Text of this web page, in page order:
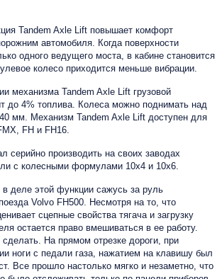
Tandem Axle Lift повышает комфорт
автомобиля. Когда поверхности
одного ведущего моста, в кабине становится
колесо приходится меньше вибрации.
механизма Tandem Axle Lift грузовой
до 4% топлива. Колеса можно поднимать над
мм. Механизм Tandem Axle Lift доступен для
FH и FH16.
производить на своих заводах
с колесными формулами 10х4 и 10х6.
деле этой функции сажусь за руль
Volvo FH500. Несмотря на то, что
сцепные свойства тягача и загрузку
остается право вмешиваться в ее работу.
На прямом отрезке дороги, при
ноги с педали газа, нажатием на клавишу был
Все прошло настолько мягко и незаметно, что